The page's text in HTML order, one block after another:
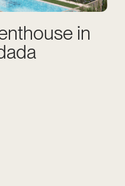
in